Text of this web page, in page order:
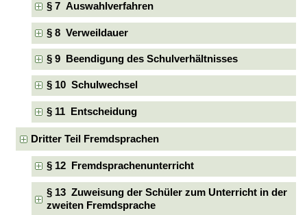
§ 7 Auswahlverfahren
§ 8 Verweildauer
§ 9 Beendigung des Schulverhältnisses
§ 10 Schulwechsel
§ 11 Entscheidung
Dritter Teil Fremdsprachen
§ 12 Fremdsprachenunterricht
§ 13 Zuweisung der Schüler zum Unterricht in der
zweiten Fremdsprache